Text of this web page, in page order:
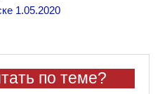
1.05.2020
по теме?